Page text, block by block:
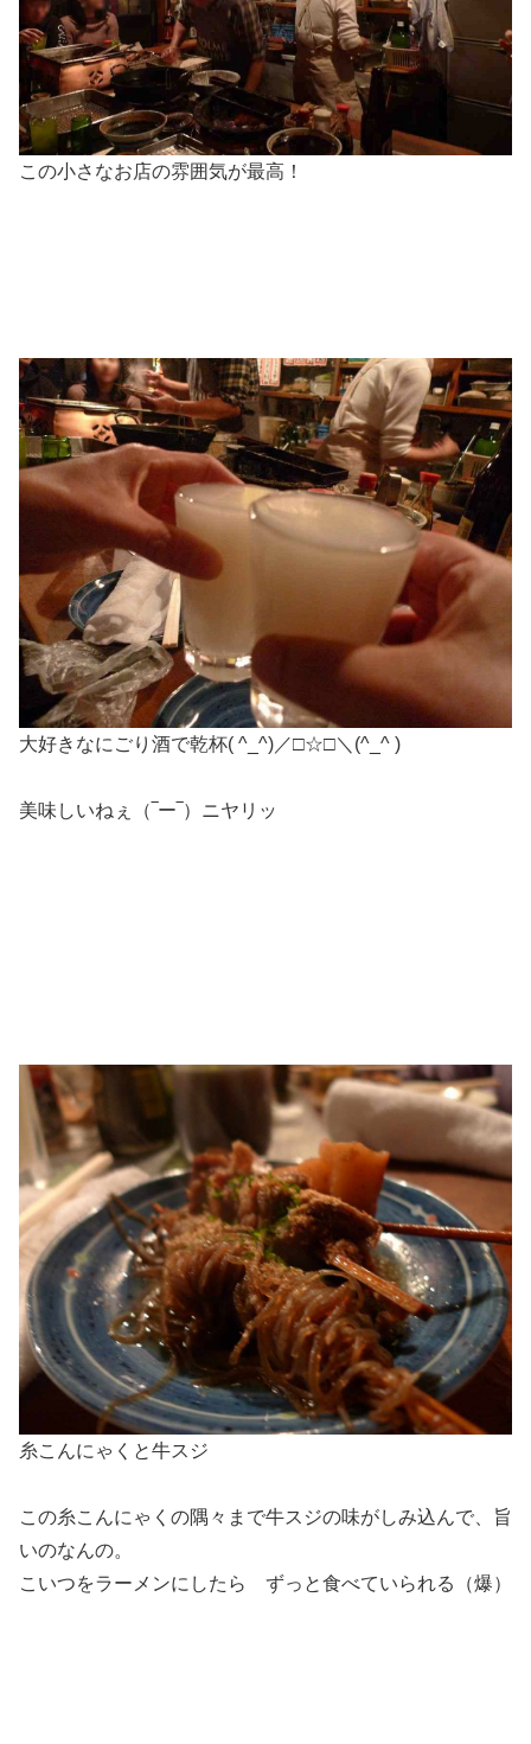
この小さなお店の雰囲気が最高！
大好きなにごり酒で乾杯( ^_^)／□☆□＼(^_^ )
美味しいねぇ（‾ー‾）ニヤリッ
糸こんにゃくと牛スジ
この糸こんにゃくの隅々まで牛スジの味がしみ込んで、旨
いのなんの。
こいつをラーメンにしたら ずっと食べていられる（爆）